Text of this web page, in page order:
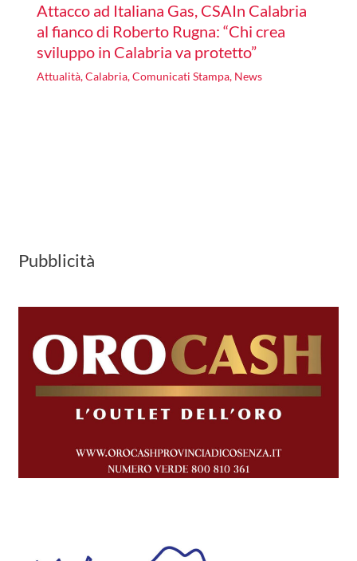
Attacco ad Italiana Gas, CSAIn Calabria
al fianco di Roberto Rugna: “Chi crea
sviluppo in Calabria va protetto”
Attualità,Calabria,Comunicati Stampa, News
Pubblicità